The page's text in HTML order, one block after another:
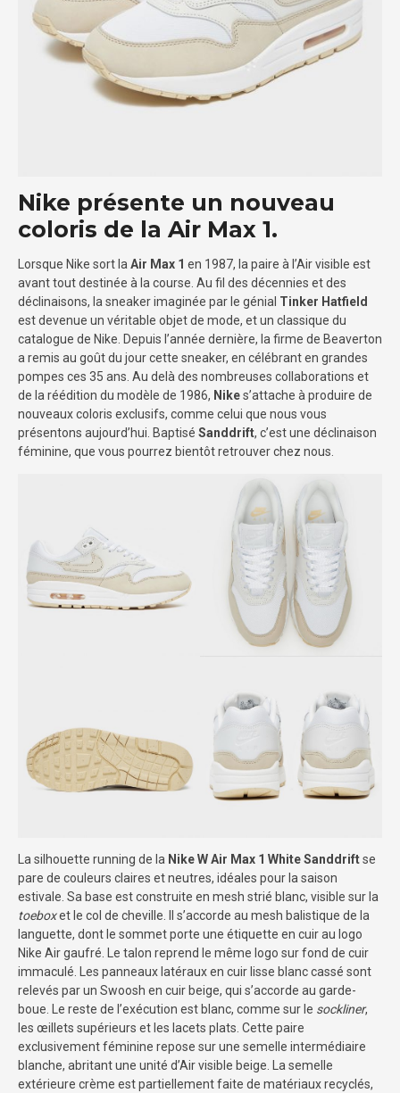
Nike présente un nouveau
coloris de la Air Max 1.
Lorsque Nike sort la Air Max 1 en 1987, la paire à l’Air visible est
avant tout destinée à la course. Au fil des décennies et des
déclinaisons, la sneaker imaginée par le génial Tinker Hatfield
est devenue un véritable objet de mode, et un classique du
catalogue de Nike. Depuis l’année dernière, la firme de Beaverton
a remis au goût du jour cette sneaker, en célébrant en grandes
pompes ces 35 ans. Au delà des nombreuses collaborations et
de la réédition du modèle de 1986, Nikes’attache à produire de
nouveaux coloris exclusifs, comme celui que nous vous
présentons aujourd’hui. Baptisé Sanddrift, c’est une déclinaison
féminine, que vous pourrez bientôt retrouver chez nous.
La silhouette running de la Nike W Air Max 1 White Sanddriftse
pare de couleurs claires et neutres, idéales pour la saison
estivale. Sa base est construite en mesh strié blanc, visible sur la
toeboxet le col de cheville. Il s’accorde au mesh balistique de la
languette, dont le sommet porte une étiquette en cuir au logo
Nike Air gaufré. Le talon reprend le même logo sur fond de cuir
immaculé. Les panneaux latéraux en cuir lisse blanc cassé sont
relevés par un Swoosh en cuir beige, qui s’accorde au garde-
boue. Le reste de l’exécution est blanc, comme sur le sockliner,
les œillets supérieurs et les lacets plats. Cette paire
exclusivement féminine repose sur une semelle intermédiaire
blanche, abritant une unité d’Air visible beige. La semelle
extérieure crème est partiellement faite de matériaux recyclés,